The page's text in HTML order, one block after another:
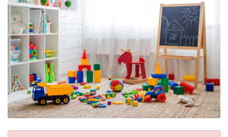
プログラミング
ビジネス
リモートワーク
社内制度
採用